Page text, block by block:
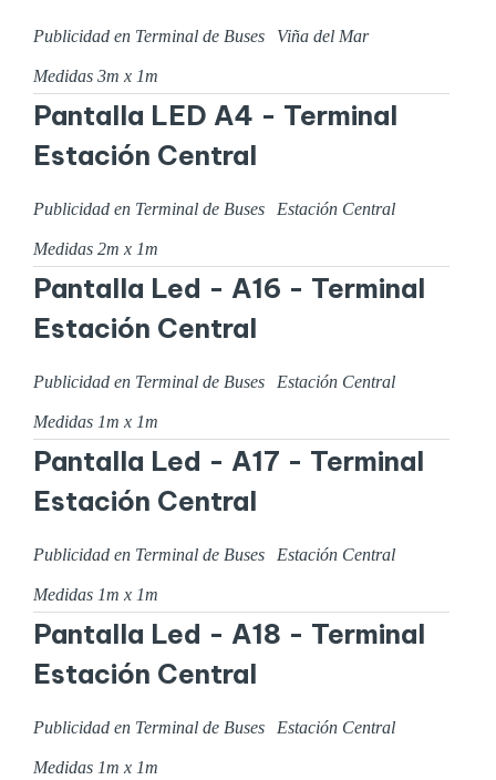
Publicidad en Terminal de Buses Viña del Mar
Medidas 3m x 1m
Pantalla LED A4 - Terminal
Estación Central
Publicidad en Terminal de Buses Estación Central
Medidas 2m x 1m
Pantalla Led - A16 - Terminal
Estación Central
Publicidad en Terminal de Buses Estación Central
Medidas 1m x 1m
Pantalla Led - A17 - Terminal
Estación Central
Publicidad en Terminal de Buses Estación Central
Medidas 1m x 1m
Pantalla Led - A18 - Terminal
Estación Central
Publicidad en Terminal de Buses Estación Central
Medidas 1m x 1m